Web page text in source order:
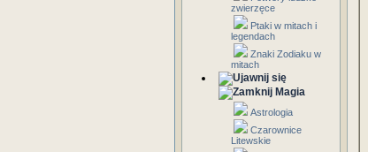
zwierzęce
Ptaki w mitach i
legendach
Znaki Zodiaku w
mitach
Magia
Astrologia
Czarownice
Litewskie